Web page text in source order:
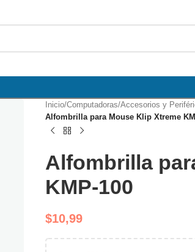
Inicio/Computadoras/Accesorios y
Alfombrilla para Mouse Klip Xtreme
Alfombrilla
KMP-100
$10,99